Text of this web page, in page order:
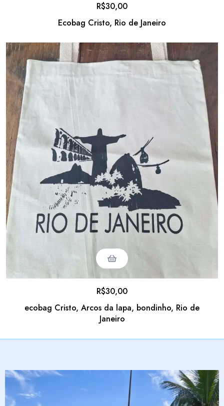
Ecobag Cristo, Rio de Janeiro
R$30,00
ecobag Cristo, Arcos da lapa, bondinho, Rio de
Janeiro
R$30,00